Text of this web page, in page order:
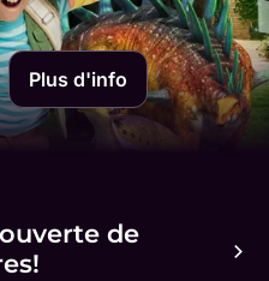
Plus d'info
de